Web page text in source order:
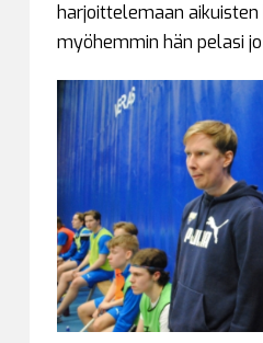
harjoittelemaan
myöhemmin hän pelasi